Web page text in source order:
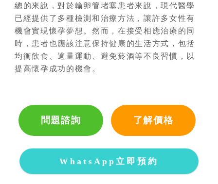
總的來說，對於輸卵管堵塞患者來說，現代醫學
已經提供了多種檢測和治療方法，讓許多女性有
機會實現懷孕夢想。然而，在接受相應治療的同
時，患者也應該注意保持健康的生活方式，包括
均衡飲食、適量運動、避免菸酒等不良習慣，以
提高懷孕成功的機會。
問題諮詢 了解價格
WhatsApp立即預約